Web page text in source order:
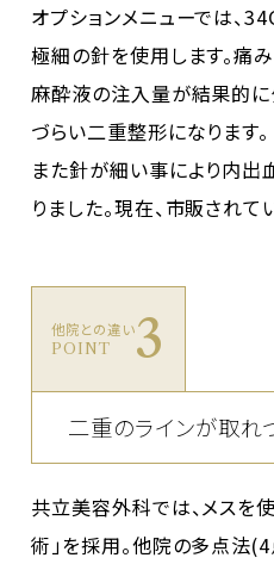
オプションメニューでは、
極細の針を使用します。痛
麻酔液の注入量が結果的
づらい二重整形になります。
また針が細い事により内
りました。現在、市販され
他院との違い
POINT 3
二重のラインが取れ
共立美容外科では、メスを
術」を採用。他院の多点法